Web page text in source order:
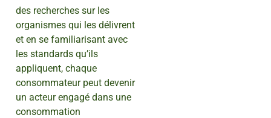
des recherches sur les
organismes qui les délivrent
et en se familiarisant avec
les standards qu’ils
appliquent, chaque
consommateur peut devenir
un acteur engagé dans une
consommation